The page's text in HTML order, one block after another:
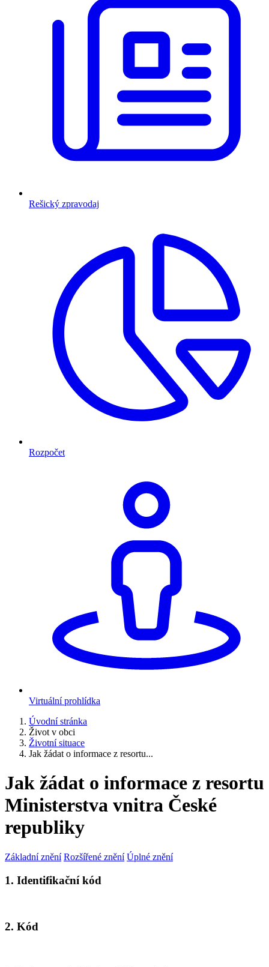
Rešický zpravodaj
Rozpočet
Virtuální prohlídka
Úvodní stránka
Život v obci
Životní situace
Jak žádat o informace z resortu...
Jak žádat o informace z resortu
Ministerstva vnitra České
republiky
Základní znění Rozšířené znění Úplné znění
1. Identifikační kód
2. Kód